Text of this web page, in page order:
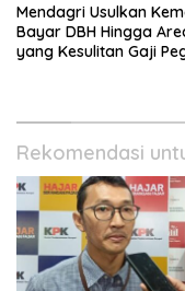
Mendagri Usulkan
Bayar DBH Hingga
yang Kesulitan Gaji
Rekomendasi